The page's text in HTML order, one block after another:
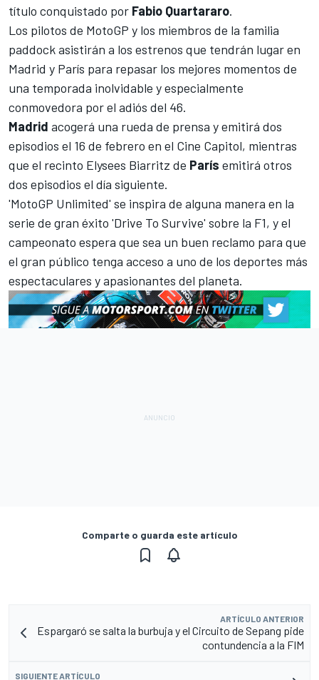
título conquistado por Fabio Quartararo.
Los pilotos de MotoGP y los miembros de la familia
paddock asistirán a los estrenos que tendrán lugar en
Madrid y París para repasar los mejores momentos de
una temporada inolvidable y especialmente
conmovedora por el adiós del 46.
Madrid acogerá una rueda de prensa y emitirá dos
episodios el 16 de febrero en el Cine Capitol, mientras
que el recinto Elysees Biarritz de París emitirá otros
dos episodios el día siguiente.
'MotoGP Unlimited' se inspira de alguna manera en la
serie de gran éxito 'Drive To Survive' sobre la F1, y el
campeonato espera que sea un buen reclamo para que
el gran público tenga acceso a uno de los deportes más
espectaculares y apasionantes del planeta.
Comparte o guarda este artículo
ARTÍCULO ANTERIOR
Espargaró se salta la burbuja y el Circuito de Sepang pide
contundencia a la FIM
SIGUIENTE ARTÍCULO